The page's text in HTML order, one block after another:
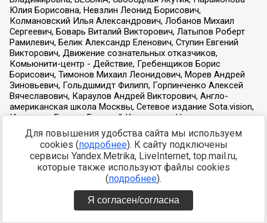
Для повышения удобства сайта мы используем
cookies (подробнее). К сайту подключены
сервисы Yandex.Metrika, LiveInternet, top.mail.ru,
которые также используют файлы cookies
(подробнее).
Я согласен/согласна